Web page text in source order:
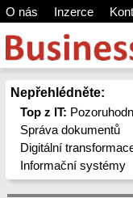
O nás Inzerce
Nepřehlédněte:
Top z IT:
Správa dokumentů
Digitální
Informační systémy